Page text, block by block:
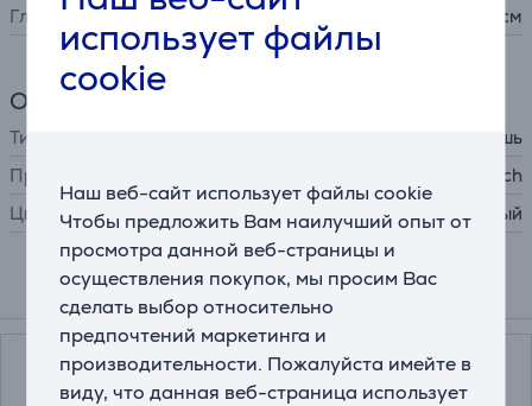
использует файлы
cookie
Наш веб-сайт использует файлы cookie
Чтобы предложить Вам наилучший опыт от
просмотра данной веб-страницы и
осуществления покупок, мы просим Вас
сделать выбор относительно
предпочтений маркетинга и
производительности. Пожалуйста имейте в
виду, что данная веб-страница использует
Глубина 3,78 см
Общий параметр
Тип устройства
беспроводная мышь
Производитель
Logitech
Цвет
розовый
Смотреть дополнительно